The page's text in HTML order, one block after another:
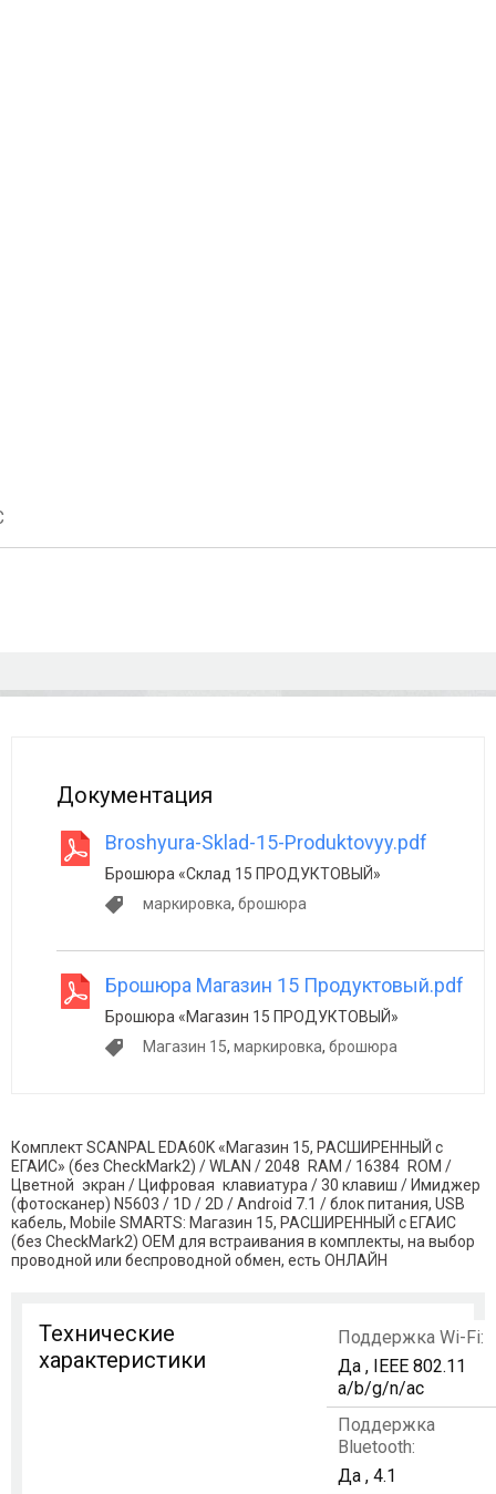
Документация
Broshyura-Sklad-15-Produktovyy.pdf
Брошюра «Склад 15 ПРОДУКТОВЫЙ»
маркировка, брошюра
Брошюра Магазин 15 Продуктовый.pdf
Брошюра «Магазин 15 ПРОДУКТОВЫЙ»
Магазин 15, маркировка, брошюра
Комплект SCANPAL EDA60K «Магазин 15, РАСШИРЕННЫЙ с
ЕГАИС» (без CheckMark2) / WLAN / 2048 RAM / 16384 ROM /
Цветной экран / Цифровая клавиатура / 30 клавиш / Имиджер
(фотосканер) N5603 / 1D / 2D / Android 7.1 / блок питания, USB
кабель, Mobile SMARTS: Магазин 15, РАСШИРЕННЫЙ с ЕГАИС
(без CheckMark2) OEM для встраивания в комплекты, на выбор
проводной или беспроводной обмен, есть ОНЛАЙН
Технические
характеристики
Поддержка Wi-Fi:
Да , IEEE 802.11
a/b/g/n/ac
Поддержка
Bluetooth:
Да , 4.1